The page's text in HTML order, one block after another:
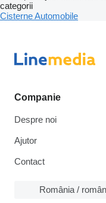
categorii
CisterneAutomobile
Companie
Despre noi
Ajutor
Contact
România /